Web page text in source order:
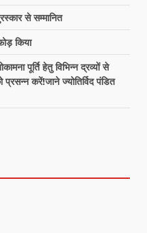
से सम्मानित
किया
पूर्ति हेतु विभिन्न द्रव्यों से
करें!जाने ज्योतिर्विद पंडित